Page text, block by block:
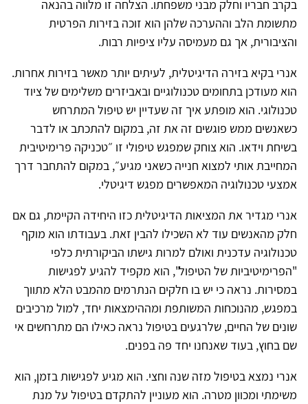
בקרב חבריו וחלק מבני משפחתו. הצלחה זו מלווה בהנאה
מתשומת הלב וההערכה שלהן הוא זוכה בזירות הפרטית
והציבורית, אך גם מעמיסה עליו ציפיות רבות.
אנרי בקיא בזירה הדיגיטלית, לעיתים יותר מאשר בזירות אחרות.
הוא מעודכן בתחומים טכנולוגיים ובאביזרים משלימים של ציוד
טכנולוגי. הוא מופתע איך זה שעדיין יש טיפול המתרחש
כשאנשים ממש פוגשים זה את זה, במקום להתכתב או לדבר
בשיחת וידאו. הוא צוחק שמפגש טיפולי זו ״טכניקה פרימיטיבית
המחייבת אותי למצוא חנייה כשאני מגיע״, במקום להתחבר דרך
אמצעי טכנולוגיה המאפשרים מפגש דיגיטלי.
אנרי מגדיר את המציאות הדיגיטלית כזו היחידה הקיימת, גם אם
חלק מהאנשים עוד לא השכילו להבין זאת. בעבודתו הוא מוקף
טכנולוגיה עדכנית ואולם למרות גישתו הביקורתית כלפי
"הפרימיטיביות של הטיפול", הוא מקפיד להגיע לפגישות
במסירות. נראה כי יש בו חלקים הנתרמים מהמבט הלא מתווך
במפגש, מהנוכחות המשותפת ומההימצאות יחד, למול מרכיבים
שונים של החיים, שלרגעים בטיפול נראה כאילו הם מתרחשים אי
שם בחוץ, בעוד שאנחנו יחד פה בפנים.
אנרי נמצא בטיפול מזה שנה וחצי. הוא מגיע לפגישות בזמן, הוא
משימתי ומכוון מטרה. הוא מעוניין להתקדם בטיפול על מנת